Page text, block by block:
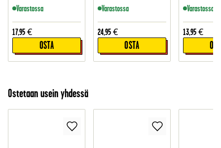
Varastossa
17,95 €
OSTA
Varastossa
24,95 €
OSTA
Varastossa
13,95 €
Ostetaan usein yhdessä